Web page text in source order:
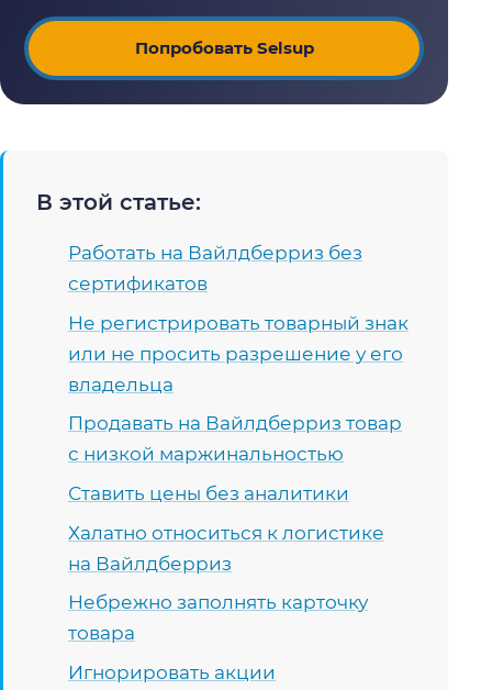
Попробовать Selsup
В этой статье:
Работать на Вайлдберриз без
сертификатов
Не регистрировать товарный знак
или не просить разрешение у его
владельца
Продавать на Вайлдберриз товар
с низкой маржинальностью
Ставить цены без аналитики
Халатно относиться к логистике
на Вайлдберриз
Небрежно заполнять карточку
товара
Игнорировать акции